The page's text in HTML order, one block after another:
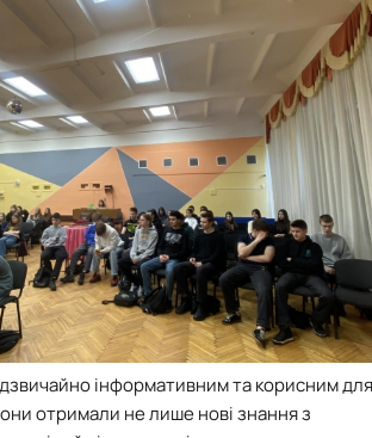
інформативним та корисним для
отримали не лише нові знання з